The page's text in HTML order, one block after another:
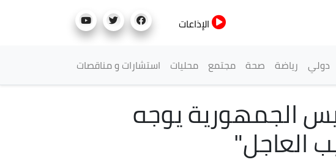
الإذاعات
دولي رياضة صحة مجتمع محليات استشارات و مناقصات
الجمهورية يوجه
العاجل"